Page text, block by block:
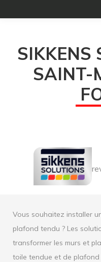
SIKKENS
SAINT-
Vous souhaitez installer
plafond tendu ? Les
transformer les murs et
toile tendue et de